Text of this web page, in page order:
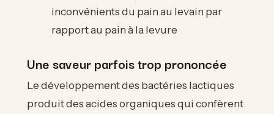
inconvénients du pain au levain par
rapport au pain à la levure
Une saveur parfois trop prononcée
Le développement des bactéries lactiques
produit des acides organiques qui confèrent